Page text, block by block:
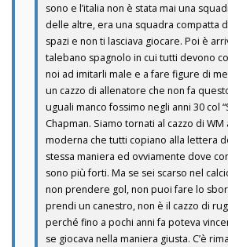
sono e l’italia non è stata mai una
delle altre, era una squadra compatta
spazi e non ti lasciava giocare. Poi è
talebano spagnolo in cui tutti devono
noi ad imitarli male e a fare figure di
un cazzo di allenatore che non fa
uguali manco fossimo negli anni 30 col
Chapman. Siamo tornati al cazzo di
moderna che tutti copiano alla lettera
stessa maniera ed ovviamente dove
sono più forti. Ma se sei scarso nel
non prendere gol, non puoi fare lo
prendi un canestro, non è il cazzo di
perché fino a pochi anni fa poteva
se giocava nella maniera giusta. C’è